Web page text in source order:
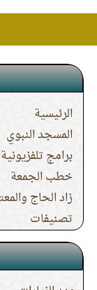
الرئيسية
المسجد النبوي
برامج تلفزيونية
خطب الجمعة
زاد الحاج
تصنيفات